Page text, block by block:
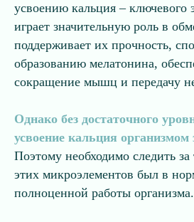
усвоению кальция – ключевого
играет значительную роль в
поддерживает их прочность,
образованию мелатонина,
сокращение мышц и передачу
Однако без достаточного
усвоение кальция организмом
Поэтому необходимо следить
этих микроэлементов был в
полноценной работы организма.